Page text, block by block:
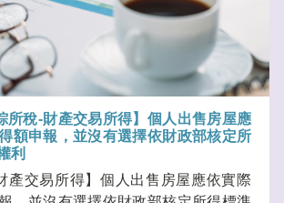
所稅-財產交易所得】個人出售房屋應
額申報，並沒有選擇依財政部核定所
利
產交易所得】個人出售房屋應依實際